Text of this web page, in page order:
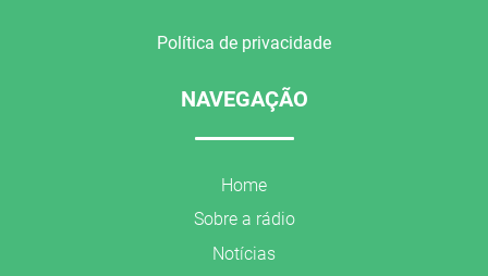
Política de privacidade
NAVEGAÇÃO
Home
Sobre a rádio
Notícias